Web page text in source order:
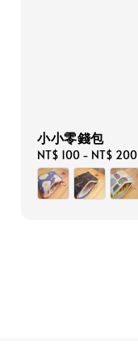
小小零錢包
Sale
price
NT$ 100 - NT$ 200